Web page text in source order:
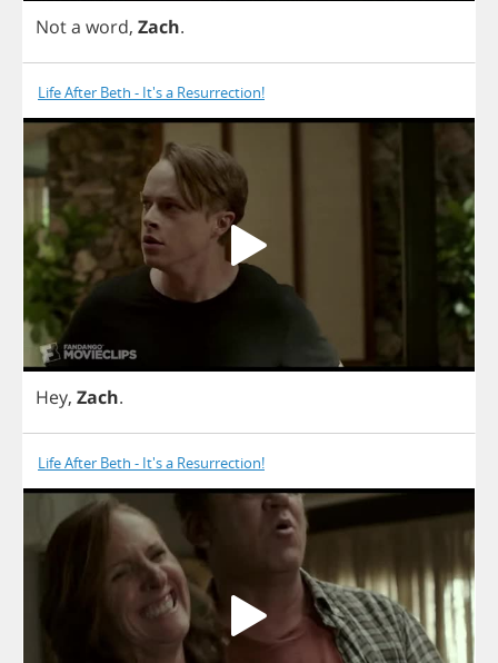
Nota word, Zach.
Life After Beth - It's a Resurrection!
Hey, Zach.
Life After Beth - It's a Resurrection!